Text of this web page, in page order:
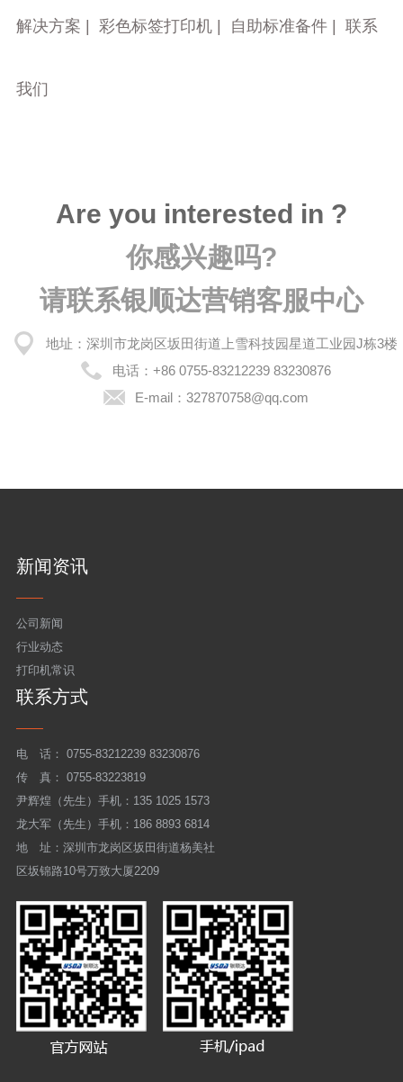
解决方案 | 彩色标签打印机| 自助标准备件| 联系
我们
Are you interested in ?
你感兴趣吗?
请联系银顺达营销客服中心
地址：深圳市龙岗区坂田街道上雪科技园星道工业园J栋3楼
电话： +86 0755-83212239 83230876
E-mail： 327870758@qq.com
新闻资讯
公司新闻
行业动态
打印机常识
联系方式
电 话： 0755-83212239 83230876
传 真： 0755-83223819
尹辉煌（先生）手机：135 1025 1573
龙大军（先生）手机：186 8893 6814
地 址：深圳市龙岗区坂田街道杨美社
区坂锦路10号万致大厦2209